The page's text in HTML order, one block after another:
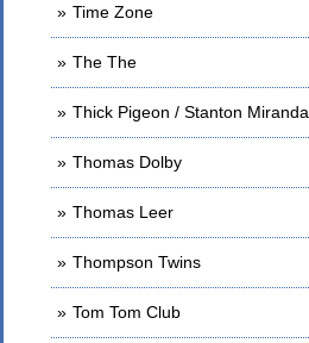
Time Zone
The The
Thick Pigeon / Stanton Miranda
Thomas Dolby
Thomas Leer
Thompson Twins
Tom Tom Club